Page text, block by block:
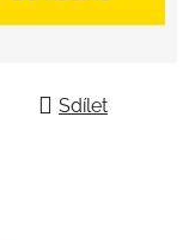
Sdílet